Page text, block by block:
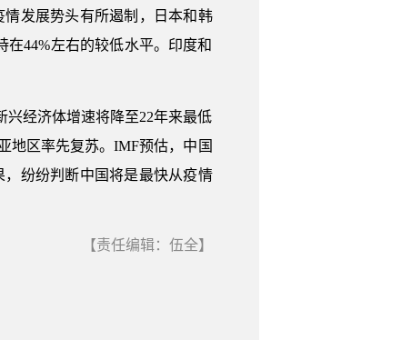
情发展势头有所遏制，日本和韩
44%左右的较低水平。印度和
经济体增速将降至22年来最低
地区率先复苏。IMF预估，中国
，纷纷判断中国将是最快从疫情
【责任编辑：伍全】